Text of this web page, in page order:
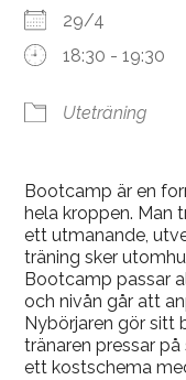
29/4
18:30 - 19:30
Uteträning
Bootcamp är en
hela kroppen. Man
ett utmanande,
träning sker
Bootcamp passar
och nivån går att
Nybörjaren gör sitt
tränaren pressar
ett kostschema